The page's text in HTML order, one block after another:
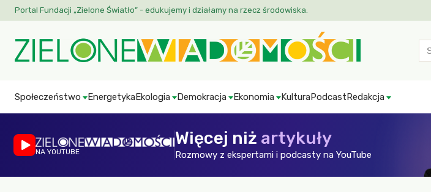
Portal Fundacji „Zielone Światło” - edukujemy i działamy na rzecz środowiska.
Społeczeństwo EnergetykaEkologia Demokracja Ekonomia KulturaPodcastRedakcja
NA YOUTUBE
Więcej niż artykuły
Rozmowy z ekspertami i podcasty na YouTube